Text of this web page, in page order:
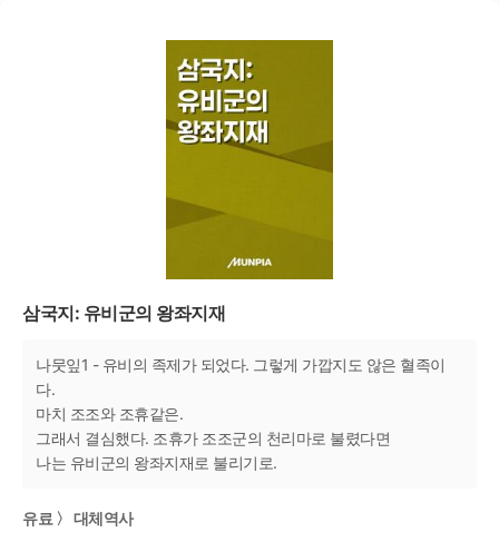
삼국지: 유비군의 왕좌지재
나뭇잎1 - 유비의 족제가 되었다. 그렇게 가깝지도 않은 혈족이
다.
마치 조조와 조휴같은.
그래서 결심했다. 조휴가 조조군의 천리마로 불렸다면
나는 유비군의 왕좌지재로 불리기로.
유료 〉 대체역사